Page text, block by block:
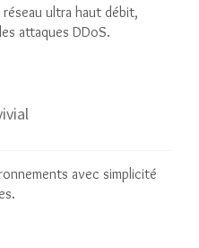
ultra haut débit,
attaques DDoS.
avec simplicité